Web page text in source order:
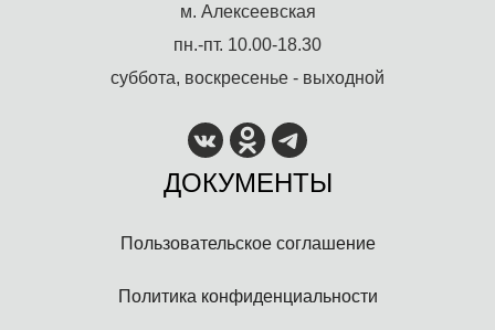
м. Алексеевская
пн.-пт. 10.00-18.30
суббота, воскресенье - выходной
ДОКУМЕНТЫ
Пользовательское соглашение
Политика конфиденциальности